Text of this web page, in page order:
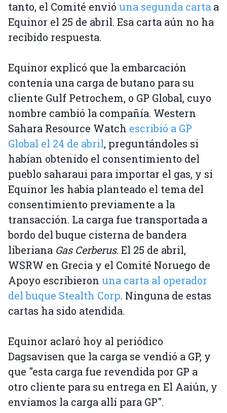
tanto, el Comité envió una segunda carta a
Equinor el 25 de abril. Esa carta aún no ha
recibido respuesta.
Equinor explicó que la embarcación
contenía una carga de butano para su
cliente Gulf Petrochem, o GP Global, cuyo
nombre cambió la compañía. Western
Sahara Resource Watch escribió a GP
Global el 24 de abril, preguntándoles si
habían obtenido el consentimiento del
pueblo saharaui para importar el gas, y si
Equinor les había planteado el tema del
consentimiento previamente a la
transacción. La carga fue transportada a
bordo del buque cisterna de bandera
liberiana Gas Cerberus. El 25 de abril,
WSRW en Grecia y el Comité Noruego de
Apoyo escribieron una carta al operador
del buque Stealth Corp. Ninguna de estas
cartas ha sido atendida.
Equinor aclaró hoy al periódico
Dagsavisen que la carga se vendió a GP, y
que "esta carga fue revendida por GP a
otro cliente para su entrega en El Aaiún, y
enviamos la carga allí para GP".